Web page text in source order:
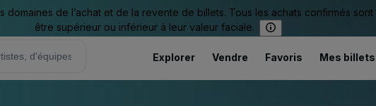
de l’achat et de la revente de billets. Tous les achats confirmés sont
être supérieur ou inférieur à leur valeur faciale.
Explorer Vendre Favoris Mes billets